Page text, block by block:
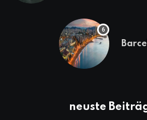
neuste